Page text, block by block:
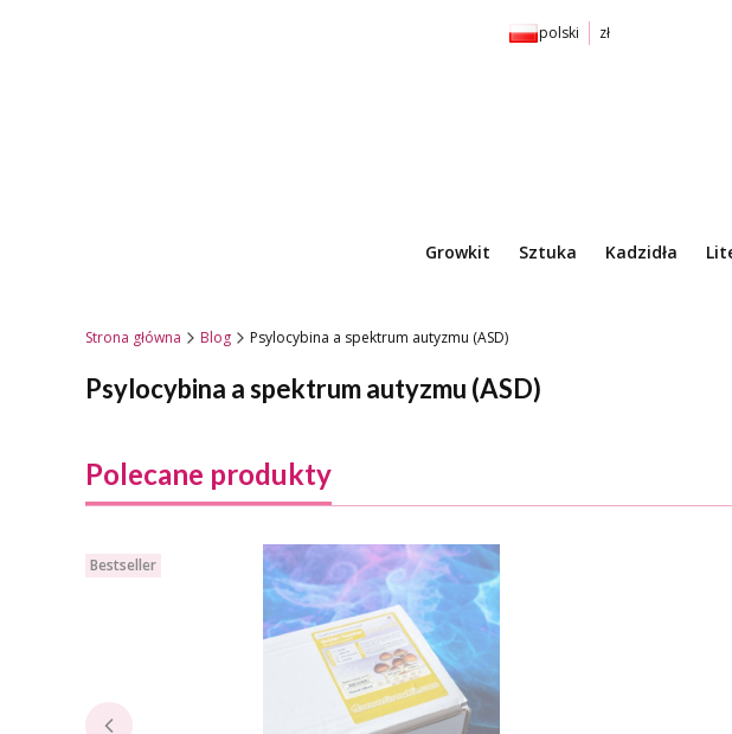
polski
zł
Growkit Sztuka Kadzidła
Strona główna Blog Psylocybina a spektrum autyzmu (ASD)
Psylocybina a spektrum autyzmu (ASD)
Polecane produkty
Bestseller